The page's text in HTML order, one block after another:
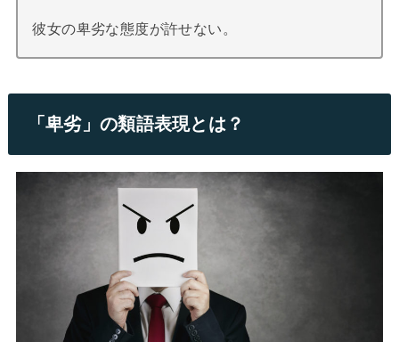
彼女の卑劣な態度が許せない。
「卑劣」の類語表現とは？